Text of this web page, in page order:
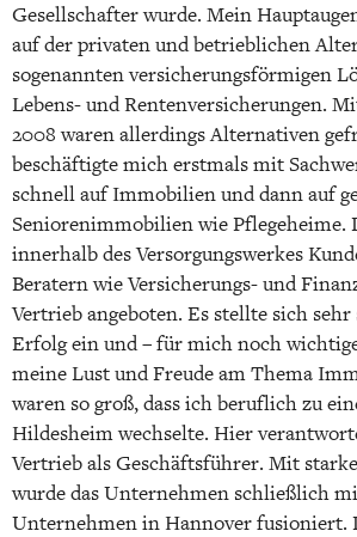
Gesellschafter wurde. Mein
auf der privaten und betrieblichen
sogenannten versicherungsförmigen
Lebens- und Rentenversicherungen.
2008 waren allerdings Alternativen
beschäftigte mich erstmals mit
schnell auf Immobilien und dann auf
Seniorenimmobilien wie Pflegeheime.
innerhalb des Versorgungswerkes
Beratern wie Versicherungs- und
Vertrieb angeboten. Es stellte sich
Erfolg ein und – für mich noch
meine Lust und Freude am Thema
waren so groß, dass ich beruflich zu
Hildesheim wechselte. Hier
Vertrieb als Geschäftsführer. Mit
wurde das Unternehmen schließlich
Unternehmen in Hannover fusioniert.